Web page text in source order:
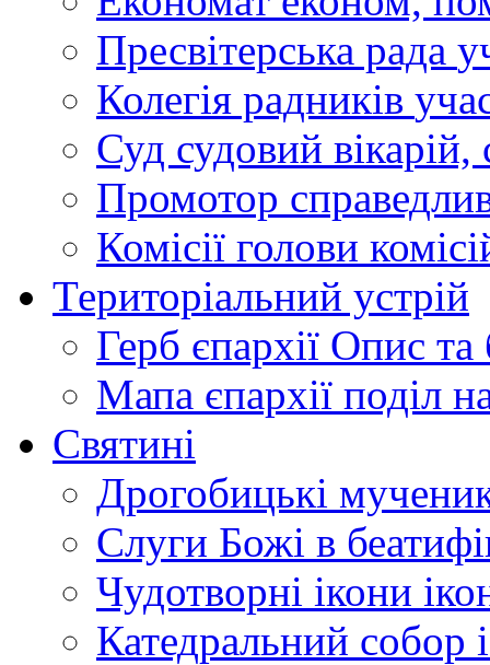
Пресвітерська рада
Колегія радників
Суд судовий вікарій,
Промотор
Комісії голови
Територіальний устрій
Герб єпархії Опис та
Мапа єпархії поділ
Святині
Дрогобицькі
Слуги Божі в
Чудотворні ікони
Катедральний собор